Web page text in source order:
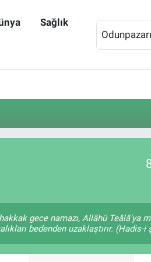
Sağlık
Odunpazarı
gece namazı, Allâhü Teâlâ'ya
bedenden uzaklaştırır. (Hadis-i